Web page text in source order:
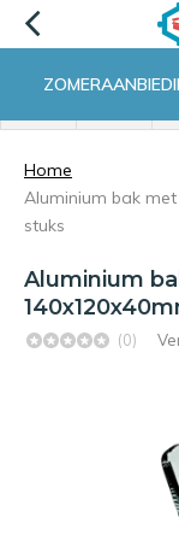
Home
Aluminium bak
stuks
Aluminium
(0)